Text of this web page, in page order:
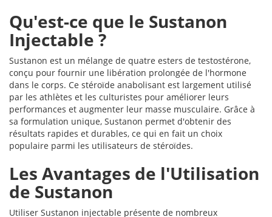
Qu'est-ce que le Sustanon
Injectable ?
Sustanon est un mélange de quatre esters de testostérone,
conçu pour fournir une libération prolongée de l'hormone
dans le corps. Ce stéroïde anabolisant est largement utilisé
par les athlètes et les culturistes pour améliorer leurs
performances et augmenter leur masse musculaire. Grâce à
sa formulation unique, Sustanon permet d'obtenir des
résultats rapides et durables, ce qui en fait un choix
populaire parmi les utilisateurs de stéroïdes.
Les Avantages de l'Utilisation
de Sustanon
Utiliser Sustanon injectable présente de nombreux